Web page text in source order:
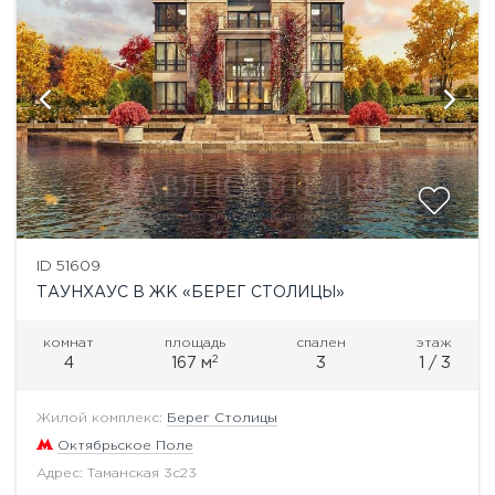
ID 51609
ТАУНХАУС В ЖК «БЕРЕГ СТОЛИЦЫ»
комнат
4
площадь
167 м2
спален
3
этаж
1 / 3
Жилой комплекс: Берег Столицы
Октябрьское Поле
Адрес: Таманская 3с23